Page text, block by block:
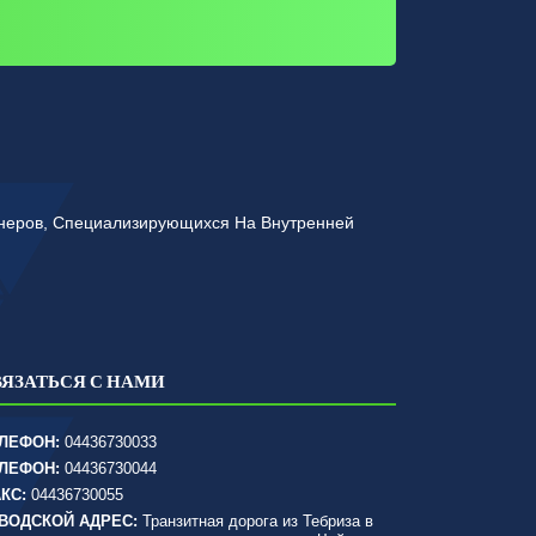
Специализирующихся На Внутренней
С НАМИ
04436730033
04436730044
04436730055
АДРЕС: Транзитная дорога из Тебриза в